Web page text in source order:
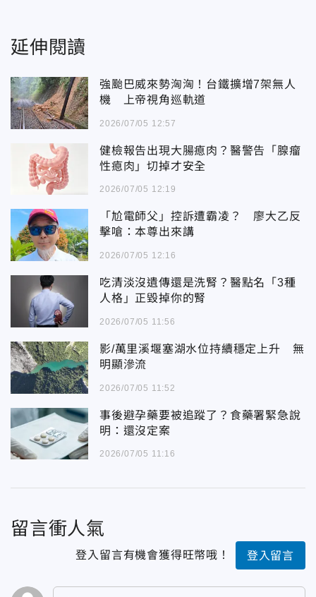
延伸閱讀
強颱巴威來勢洶洶！台鐵擴增7架無人
機 上帝視角巡軌道
2026/07/05 12:57
健檢報告出現大腸瘜肉？醫警告「腺瘤
性瘜肉」切掉才安全
2026/07/05 12:19
「尬電師父」控訴遭霸凌？ 廖大乙反
擊嗆：本尊出來講
2026/07/05 12:16
吃清淡沒遺傳還是洗腎？醫點名「3種
人格」正毀掉你的腎
2026/07/05 11:56
影/萬里溪堰塞湖水位持續穩定上升 無
明顯滲流
2026/07/05 11:52
事後避孕藥要被追蹤了？食藥署緊急說
明：還沒定案
2026/07/05 11:16
留言衝人氣
登入留言有機會獲得旺幣哦！ 登入留言